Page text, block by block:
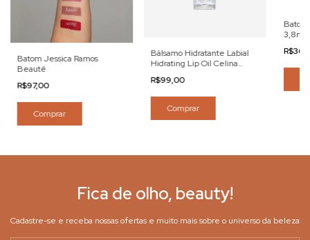
Batom Jessica Ramos
Beautê
R$97,00
Comprar
Bálsamo Hidratante Labial
Hidrating Lip Oil Celina
R$99,00
Comprar
3,8ml
Fica de olho, beauty!
Cadastre-se e receba nossas ofertas e muito mais sobre o universo da beleza